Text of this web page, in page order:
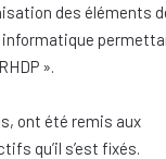
des éléments
informatique
».
ont été remis aux
qu’il s’est fixés.